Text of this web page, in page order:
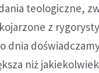
teologiczne,
z
dnia
niż